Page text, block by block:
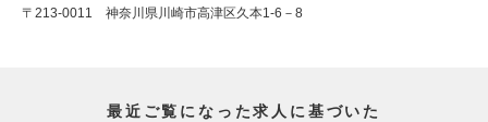
〒213-0011 神奈川県川崎市高津区久本1-6－8
最近ご覧になった求人に基づいた